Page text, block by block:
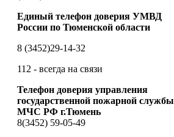
Единый телефон доверия УМВД
России по Тюменской области
8 (3452)29-14-32
112 - всегда на связи
Телефон доверия управления
государственной пожарной службы
МЧС РФ г.Тюмень
8(3452) 59-05-49